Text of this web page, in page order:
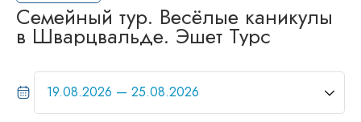
Семейный тур. Весёлые каникулы
в Шварцвальде. Эшет Турс